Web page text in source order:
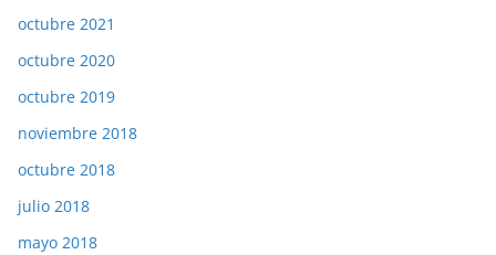
octubre 2021
octubre 2020
octubre 2019
noviembre 2018
octubre 2018
julio 2018
mayo 2018